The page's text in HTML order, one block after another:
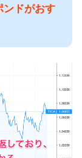
ンドがおす